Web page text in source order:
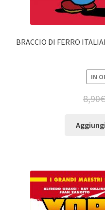
BRACCIO DI FERRO
IN
8,90€